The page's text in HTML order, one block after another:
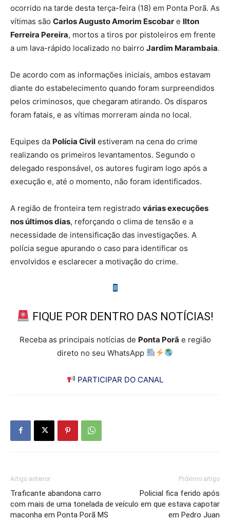
ocorrido na tarde desta terça-feira (18) em Ponta Porã. As
vítimas são Carlos Augusto Amorim Escobar e Ilton
Ferreira Pereira, mortos a tiros por pistoleiros em frente
a um lava-rápido localizado no bairro Jardim Marambaia.
De acordo com as informações iniciais, ambos estavam
diante do estabelecimento quando foram surpreendidos
pelos criminosos, que chegaram atirando. Os disparos
foram fatais, e as vítimas morreram ainda no local.
Equipes da Polícia Civil estiveram na cena do crime
realizando os primeiros levantamentos. Segundo o
delegado responsável, os autores fugiram logo após a
execução e, até o momento, não foram identificados.
A região de fronteira tem registrado várias execuções
nos últimos dias, reforçando o clima de tensão e a
necessidade de intensificação das investigações. A
polícia segue apurando o caso para identificar os
envolvidos e esclarecer a motivação do crime.
FIQUE POR DENTRO DAS NOTÍCIAS!
Receba as principais notícias de Ponta Porã e região
direto no seu WhatsApp
PARTICIPAR DO CANAL
Artigo anterior
Traficante abandona carro
com mais de uma tonelada de
maconha em Ponta Porã MS
Próximo artigo
Policial fica ferido após
veículo em que estava capotar
em Pedro Juan